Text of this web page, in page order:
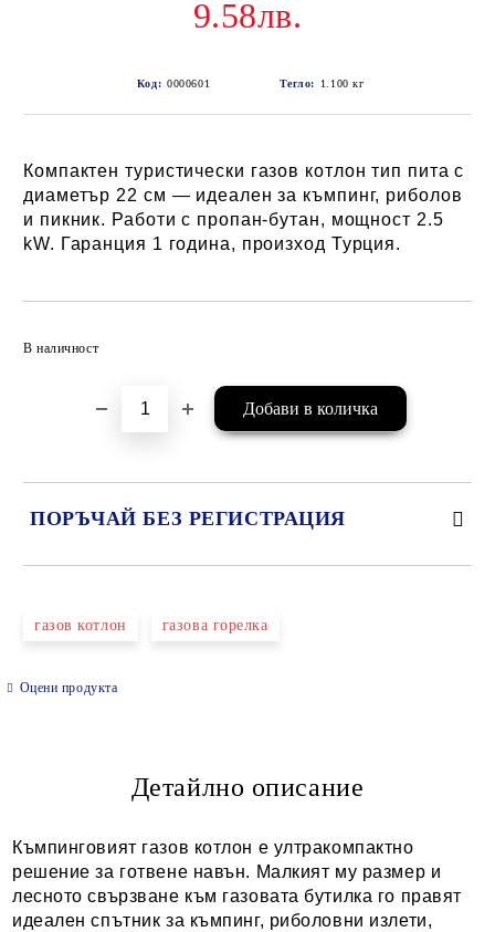
9.58лв.
Код: 0000601 Тегло: 1.100 кг
Компактен туристически газов котлон тип пита с
диаметър 22 см — идеален за къмпинг, риболов
и пикник. Работи с пропан-бутан, мощност 2.5
kW. Гаранция 1 година, произход Турция.
В наличност
ПОРЪЧАЙ БЕЗ РЕГИСТРАЦИЯ
Ние ще се свържем с вас в рамките на работния ден.
газов котлон газова горелка
Оцени продукта
Детайлно описание
Къмпинговият газов котлон е ултракомпактно
решение за готвене навън. Малкият му размер и
лесното свързване към газовата бутилка го правят
идеален спътник за къмпинг, риболовни излети,